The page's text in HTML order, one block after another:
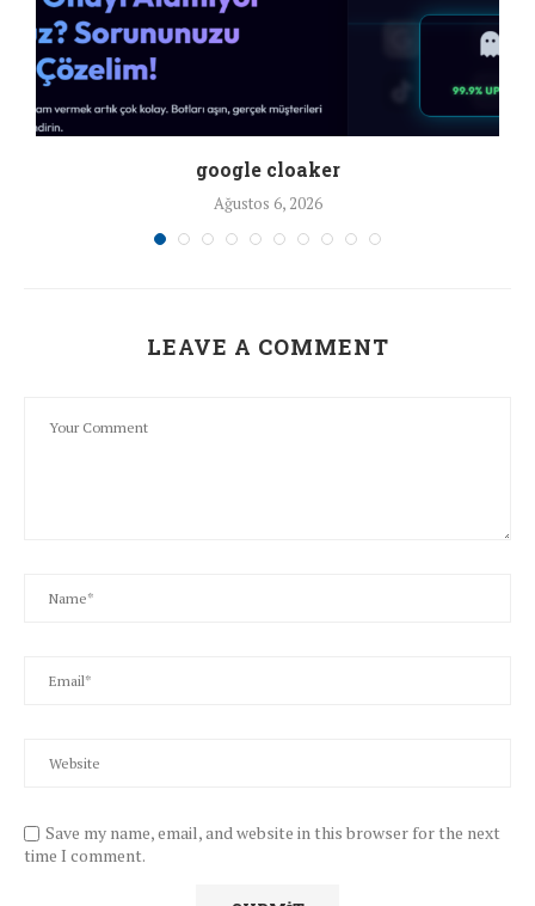
google cloaker
Ağustos 6, 2026
LEAVE A COMMENT
Save my name, email, and website in this browser for the next
time I comment.